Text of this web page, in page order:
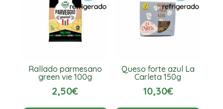
Rallado parmesano
green vie 100g
2,50€
Queso forte azul La
Carleta 150g
10,30€